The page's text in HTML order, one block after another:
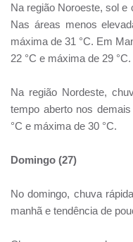
Na região Noroeste, sol
Nas áreas menos
máxima de 31 °C. Em
22 °C e máxima de 29 °C.
Na região Nordeste,
tempo aberto nos
°C e máxima de 30 °C.
Domingo (27)
No domingo, chuva
manhã e tendência de